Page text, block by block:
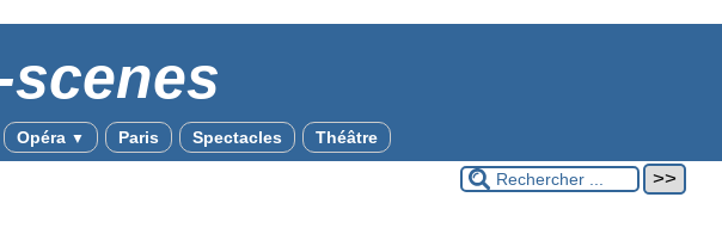
Opéra ▼ Paris Spectacles Théâtre